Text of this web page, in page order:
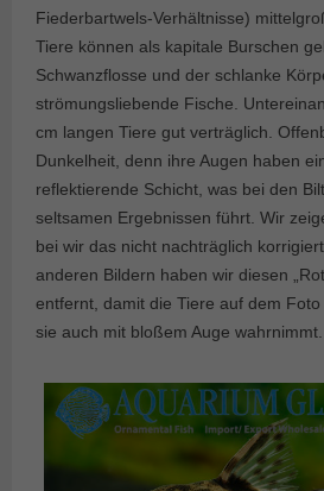
Fiederbartwels-Verhältnisse)
Tiere können als kapitale Burschen
Schwanzflosse und der schlanke
strömungsliebende Fische.
cm langen Tiere gut verträglich.
Dunkelheit, denn ihre Augen haben
reflektierende Schicht, was bei den
seltsamen Ergebnissen führt. Wir
bei wir das nicht nachträglich
anderen Bildern haben wir diesen
entfernt, damit die Tiere auf dem
sie auch mit bloßem Auge wahrnimmt.